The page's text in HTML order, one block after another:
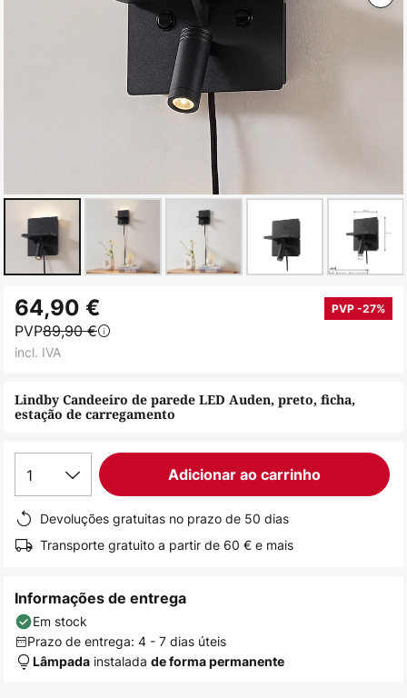
para
início
Galeria
de
imagens
Lindby Candeeiro de parede LED Auden, preto, ficha,
estação de carregamento
64,90 € PVP -27%
PVP89,90 €
incl. IVA
1 Adicionar ao carrinho
Devoluções gratuitas no prazo de 50 dias
Transporte gratuito a partir de 60 € e mais
Informações de entrega
Em stock
Prazo de entrega: 4 - 7 dias úteis
Lâmpada instalada de forma permanente